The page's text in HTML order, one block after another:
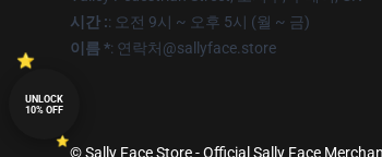
시간 :: 오전 9시 ~ 오후 5시 (월 ~ 금)
이름 *: 연락처@sallyface.store
© Sally Face Store - Official Sally Face
UNLOCK
10% OFF